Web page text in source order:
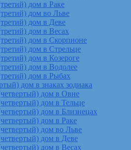
дом в Раке
дом во Льве
дом в Деве
дом в Весах
дом в Скорпионе
дом в Стрельце
дом в Козероге
дом в Водолее
дом в Рыбах
дом в знаках зодиака
дом в Овне
дом в Тельце
дом в Близнецах
дом в Раке
дом во Льве
дом в Деве
дом в Весах